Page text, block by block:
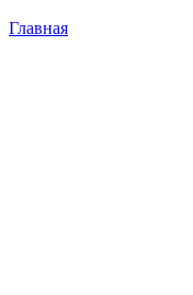
Главная